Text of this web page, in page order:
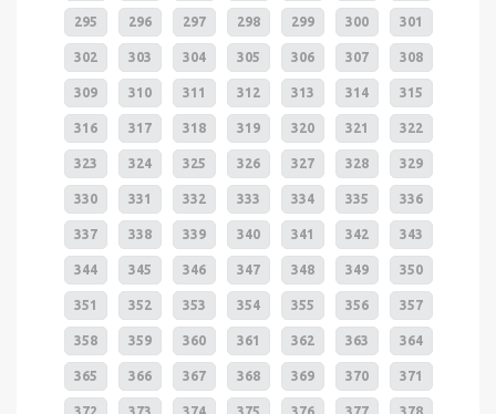
295 296 297 298 299 300 301
302 303 304 305 306 307 308
309 310 311 312 313 314 315
316 317 318 319 320 321 322
323 324 325 326 327 328 329
330 331 332 333 334 335 336
337 338 339 340 341 342 343
344 345 346 347 348 349 350
351 352 353 354 355 356 357
358 359 360 361 362 363 364
365 366 367 368 369 370 371